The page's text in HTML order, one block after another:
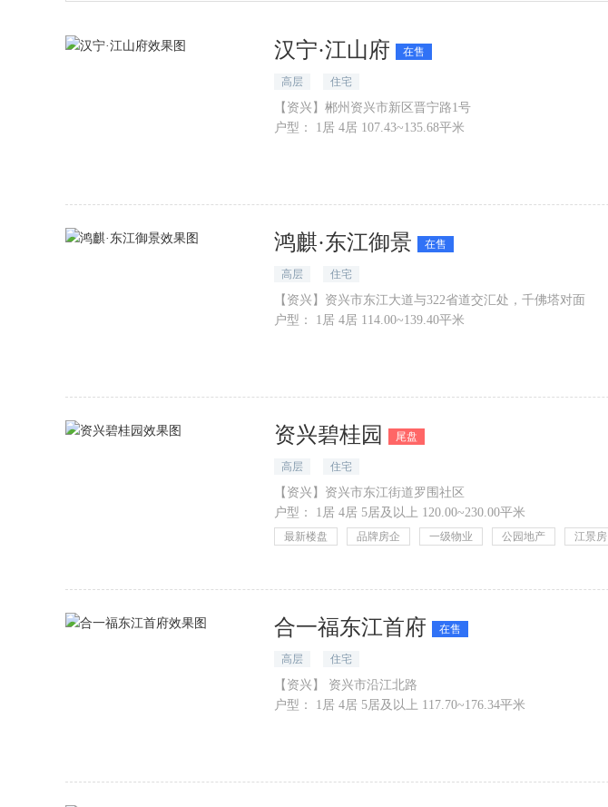
汉宁·江山府 在售
高层 住宅
【资兴】郴州资兴市新区晋宁路1号
户型： 1居 4居 107.43~135.68平米
鸿麒·东江御景 在售
高层 住宅
【资兴】资兴市东江大道与322省道交汇处，千佛塔对面
户型： 1居 4居 114.00~139.40平米
资兴碧桂园 尾盘
高层 住宅
【资兴】资兴市东江街道罗围社区
户型： 1居 4居 5居及以上 120.00~230.00平米
最新楼盘 品牌房企 一级物业 公园地产 江景房
合一福东江首府 在售
高层 住宅
【资兴】 资兴市沿江北路
户型： 1居 4居 5居及以上 117.70~176.34平米